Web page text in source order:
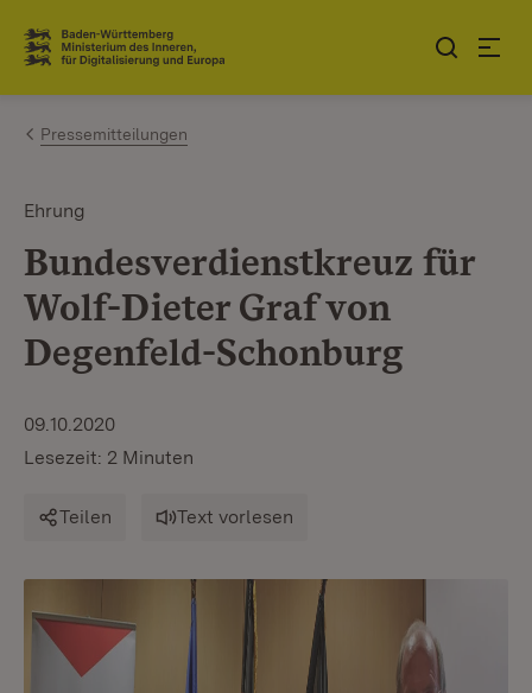
Zum Inhalt springen
Link zur Startseite
Pressemitteilungen
Ehrung
Bundesverdienstkreuz für
Wolf-Dieter Graf von
Degenfeld-Schonburg
09.10.2020
Lesezeit: 2 Minuten
Teilen Text vorlesen